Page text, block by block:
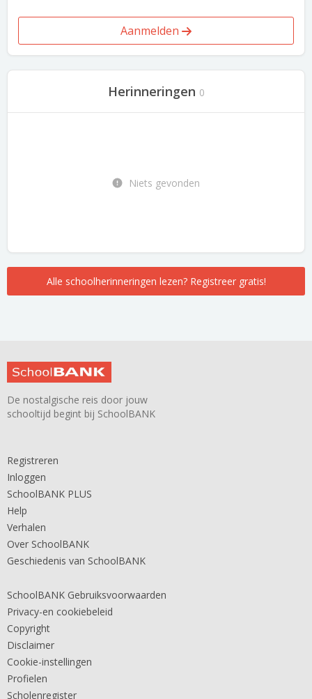
Aanmelden
Herinneringen 0
Niets gevonden
Alle schoolherinneringen lezen? Registreer gratis!
De nostalgische reis door jouw
schooltijd begint bij SchoolBANK
Registreren
Inloggen
SchoolBANK PLUS
Help
Verhalen
Over SchoolBANK
Geschiedenis van SchoolBANK
SchoolBANK Gebruiksvoorwaarden
Privacy-en cookiebeleid
Copyright
Disclaimer
Cookie-instellingen
Profielen
Scholenregister